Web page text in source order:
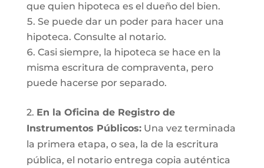
que quien hipoteca es el dueño del bien.
Se puede dar un poder para hacer una
hipoteca. Consulte al notario.
Casi siempre, la hipoteca se hace en la
misma escritura de compraventa, pero
puede hacerse por separado.
2. En la Oficina de Registro de
Instrumentos Públicos:Una vez terminada
la primera etapa, o sea, la de la escritura
pública, el notario entrega copia auténtica